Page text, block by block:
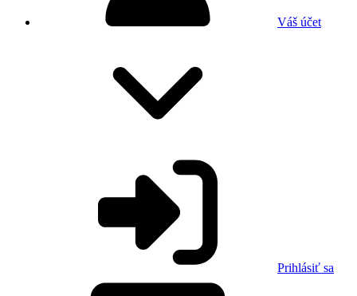
Váš účet
Prihlásiť sa